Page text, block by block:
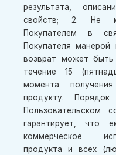
результата,
свойств; 2. Не
Покупателем в
Покупателя
возврат может быть
течение 15
момента
продукту.
Пользовательском
гарантирует, что
коммерческое
продукта и всех